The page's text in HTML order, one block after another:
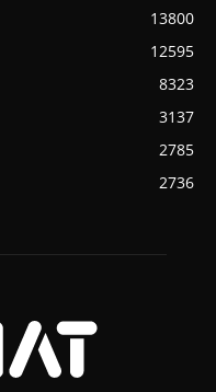
13800
12595
8323
3137
2785
2736